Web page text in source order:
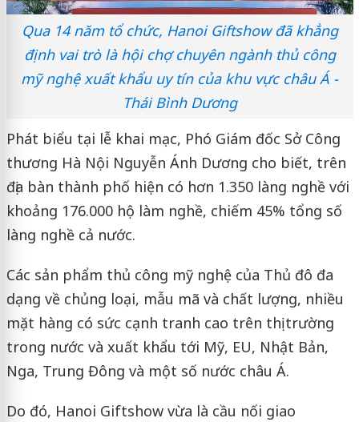
Qua 14 năm tổ chức, Hanoi Giftshow đã khẳng
định vai trò là hội chợ chuyên ngành thủ công
mỹ nghệ xuất khẩu uy tín của khu vực châu Á -
Thái Bình Dương
Phát biểu tại lễ khai mạc, Phó Giám đốc Sở Công
thương Hà Nội Nguyễn Ánh Dương cho biết, trên
địa bàn thành phố hiện có hơn 1.350 làng nghề với
khoảng 176.000 hộ làm nghề, chiếm 45% tổng số
làng nghề cả nước.
Các sản phẩm thủ công mỹ nghệ của Thủ đô đa
dạng về chủng loại, mẫu mã và chất lượng, nhiều
mặt hàng có sức cạnh tranh cao trên thị trường
trong nước và xuất khẩu tới Mỹ, EU, Nhật Bản,
Nga, Trung Đông và một số nước châu Á.
Do đó, Hanoi Giftshow vừa là cầu nối giao